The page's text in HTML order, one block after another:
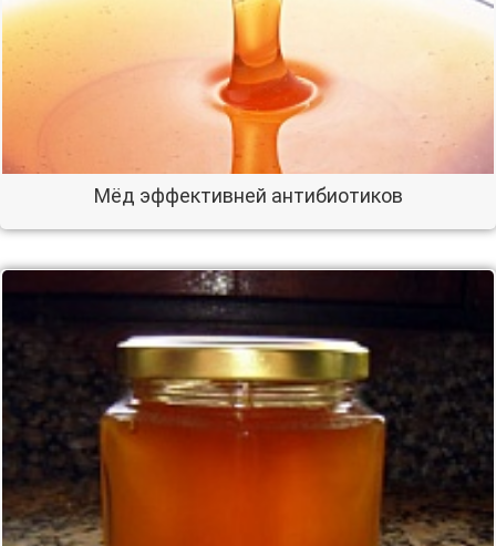
Мёд эффективней антибиотиков